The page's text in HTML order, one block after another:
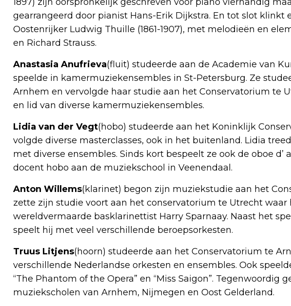
gearrangeerd door pianist Hans-Erik Dijkstra. En tot slot klinkt
Oostenrijker Ludwig Thuille (1861-1907), met melodieën en
en Richard Strauss.
Anastasia Anufrieva(fluit) studeerde aan de Academie van
speelde in kamermuziekensembles in St-Petersburg. Ze
Arnhem en vervolgde haar studie aan het Conservatorium te
en lid van diverse kamermuziekensembles.
Lidia van der Vegt(hobo) studeerde aan het Koninklijk
volgde diverse masterclasses, ook in het buitenland. Lidia
met diverse ensembles. Sinds kort bespeelt ze ook de oboe d’
docent hobo aan de muziekschool in Veenendaal.
Anton Willems(klarinet) begon zijn muziekstudie aan het
zette zijn studie voort aan het conservatorium te Utrecht waar
wereldvermaarde basklarinettist Harry Sparnaay. Naast het
speelt hij met veel verschillende beroepsorkesten.
Truus Litjens(hoorn) studeerde aan het Conservatorium te
verschillende Nederlandse orkesten en ensembles. Ook
“The Phantom of the Opera” en “Miss Saigon”. Tegenwoordig
muziekscholen van Arnhem, Nijmegen en Oost Gelderland.